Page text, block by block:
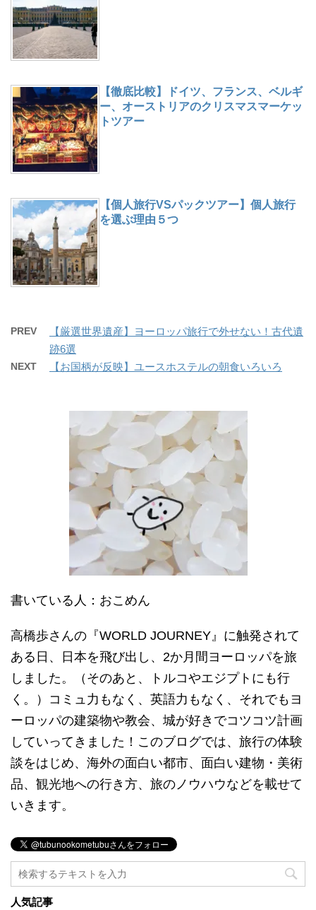
【徹底比較】ドイツ、フランス、ベルギ
ー、オーストリアのクリスマスマーケッ
トツアー
【個人旅行VSパックツアー】個人旅行
を選ぶ理由５つ
PREV
【厳選世界遺産】ヨーロッパ旅行で外せない！古代遺
跡6選
NEXT 【お国柄が反映】ユースホステルの朝食いろいろ
書いている人：おこめん
高橋歩さんの『WORLD JOURNEY』に触発されて
ある日、日本を飛び出し、2か月間ヨーロッパを旅
しました。（そのあと、トルコやエジプトにも行
く。）コミュ力もなく、英語力もなく、それでもヨ
ーロッパの建築物や教会、城が好きでコツコツ計画
していってきました！このブログでは、旅行の体験
談をはじめ、海外の面白い都市、面白い建物・美術
品、観光地への行き方、旅のノウハウなどを載せて
いきます。
人気記事